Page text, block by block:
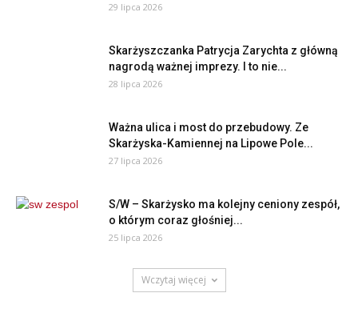
29 lipca 2026
Skarżyszczanka Patrycja Zarychta z główną
nagrodą ważnej imprezy. I to nie...
28 lipca 2026
Ważna ulica i most do przebudowy. Ze
Skarżyska-Kamiennej na Lipowe Pole...
27 lipca 2026
S/W – Skarżysko ma kolejny ceniony zespół,
o którym coraz głośniej...
25 lipca 2026
Wczytaj więcej